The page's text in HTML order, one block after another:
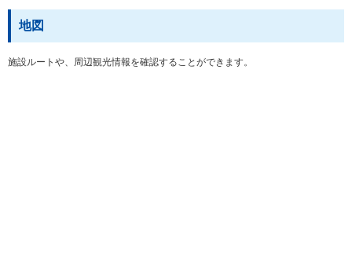
地図
施設ルートや、周辺観光情報を確認することができます。